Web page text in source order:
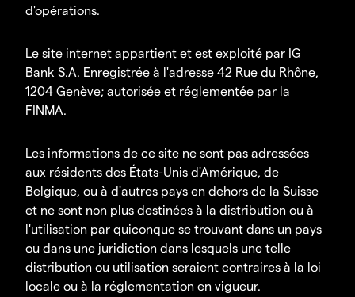
d'opérations.
Le site internet appartient et est exploité par IG
Bank S.A. Enregistrée à l'adresse 42 Rue du Rhône,
1204 Genève; autorisée et réglementée par la
FINMA.
Les informations de ce site ne sont pas adressées
aux résidents des États-Unis d'Amérique, de
Belgique, ou à d'autres pays en dehors de la Suisse
et ne sont non plus destinées à la distribution ou à
l'utilisation par quiconque se trouvant dans un pays
ou dans une juridiction dans lesquels une telle
distribution ou utilisation seraient contraires à la loi
locale ou à la réglementation en vigueur.